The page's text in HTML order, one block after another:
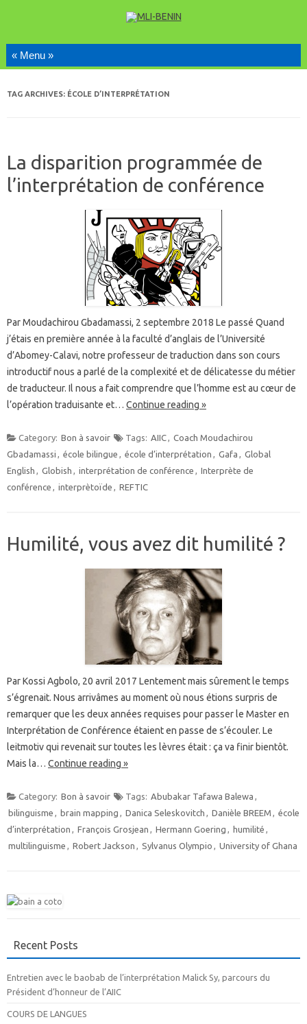
Skip to content
TAG ARCHIVES: ÉCOLE D’INTERPRÉTATION
La disparition programmée de
l’interprétation de conférence
Par Moudachirou Gbadamassi, 2 septembre 2018 Le passé Quand
j’étais en première année à la faculté d’anglais de l’Université
d’Abomey-Calavi, notre professeur de traduction dans son cours
introductif nous a parlé de la complexité et de délicatesse du métier
de traducteur. Il nous a fait comprendre que l’homme est au cœur de
l’opération traduisante et… Continue reading »
Category: Bon à savoir Tags: AIIC, Coach Moudachirou
Gbadamassi , école bilingue , école d’interprétation , Gafa , Global
English , Globish , interprétation de conférence , Interprète de
conférence , interprètoïde , REFTIC
Humilité, vous avez dit humilité ?
Par Kossi Agbolo, 20 avril 2017 Lentement mais sûrement le temps
s’égrenait. Nous arrivâmes au moment où nous étions surpris de
remarquer que les deux années requises pour passer le Master en
Interprétation de Conférence étaient en passe de s’écouler. Le
leitmotiv qui revenait sur toutes les lèvres était : ça va finir bientôt.
Mais la… Continue reading »
Category: Bon à savoir Tags: Abubakar Tafawa Balewa ,
bilinguisme , brain mapping , Danica Seleskovitch , Danièle BREEM , école
d’interprétation , François Grosjean , Hermann Goering , humilité ,
multilinguisme , Robert Jackson , Sylvanus Olympio , University of Ghana
Recent Posts
Entretien avec le baobab de l’interprétation Malick Sy, parcours du
Président d’honneur de l’AIIC
COURS DE LANGUES